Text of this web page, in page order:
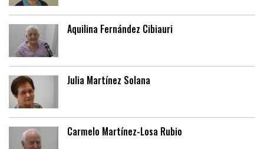
Aquilina Fernández Cibiauri
Julia Martínez Solana
Carmelo Martínez-Losa Rubio